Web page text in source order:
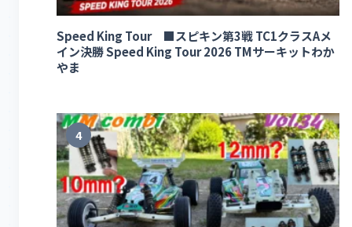
Speed King Tour ■スピキン第3戦 TC1クラスAメ
イン決勝 Speed King Tour 2026 TMサーキットわか
やま
4